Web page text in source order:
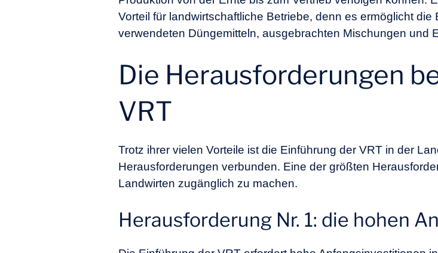
Vorteil für landwirtschaftliche Betriebe, denn es ermöglicht
verwendeten Düngemitteln, ausgebrachten Mischungen und
Die Herausforderungen
VRT
Trotz ihrer vielen Vorteile ist die Einführung der VRT in der
Herausforderungen verbunden. Eine der größten
Landwirten zugänglich zu machen.
Herausforderung Nr. 1: die hohen